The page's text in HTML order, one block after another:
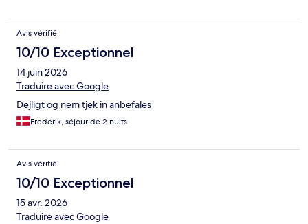
Avis vérifié
10/10 Exceptionnel
14 juin 2026
Traduire avec Google
Dejligt og nem tjek in anbefales
Frederik, séjour de 2 nuits
Avis vérifié
10/10 Exceptionnel
15 avr. 2026
Traduire avec Google